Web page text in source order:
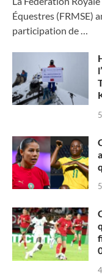
Équestres (FRMSE)
participation de …